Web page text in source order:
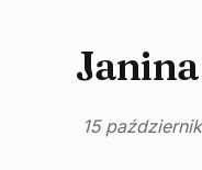
15